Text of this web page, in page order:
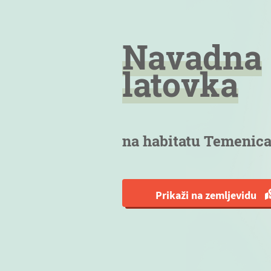
Navadna
latovka
na habitatu Temenica
Prikaži na zemljevidu